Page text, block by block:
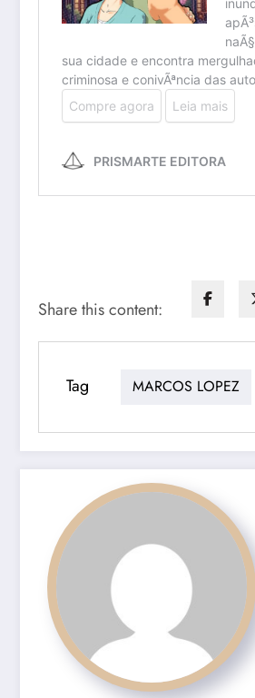
Share this content:
Tag MARCOS LOPEZ